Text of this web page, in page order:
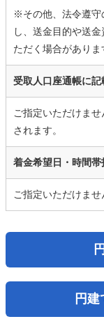
※その他、法令遵守
し、送金目的や送
ただく場合がありま
受取人口座通帳に
ご指定いただけま
されます。
着金希望日・時間帯
ご指定いただけませ
円